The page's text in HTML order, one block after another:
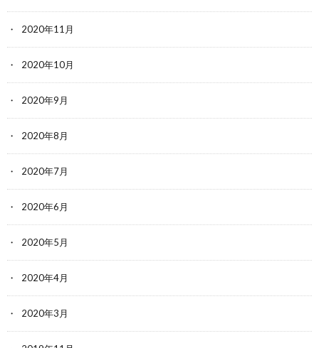
2020年11月
2020年10月
2020年9月
2020年8月
2020年7月
2020年6月
2020年5月
2020年4月
2020年3月